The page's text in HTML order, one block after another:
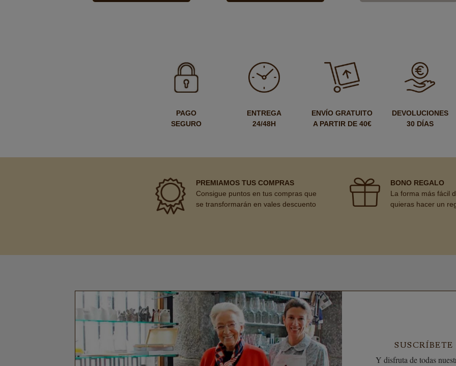
PAGO
SEGURO
ENTREGA
24/48H
ENVÍO GRATUITO
A PARTIR DE 40€
DEVOLUCIONES
30 DÍAS
PREMIAMOS TUS COMPRAS
Consigue puntos en tus compras que
se transformarán en vales descuento
BONO REGALO
La forma más fácil
quieras hacer un
Y disfruta de todas